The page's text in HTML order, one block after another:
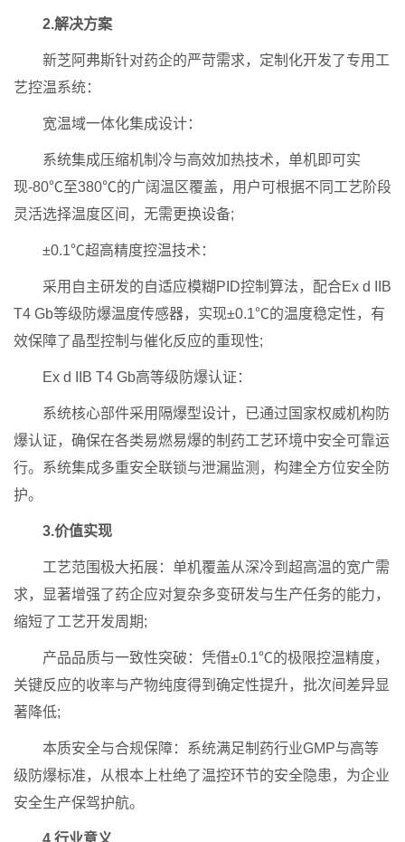
2.解决方案
新芝阿弗斯针对药企的严苛需求，定制化开发了专用工
艺控温系统：
宽温域一体化集成设计：
系统集成压缩机制冷与高效加热技术，单机即可实
现-80℃至380℃的广阔温区覆盖，用户可根据不同工艺阶段
灵活选择温度区间，无需更换设备;
±0.1℃超高精度控温技术：
采用自主研发的自适应模糊PID控制算法，配合Ex d IIB
T4 Gb等级防爆温度传感器，实现±0.1℃的温度稳定性，有
效保障了晶型控制与催化反应的重现性;
Ex d IIB T4 Gb高等级防爆认证：
系统核心部件采用隔爆型设计，已通过国家权威机构防
爆认证，确保在各类易燃易爆的制药工艺环境中安全可靠运
行。系统集成多重安全联锁与泄漏监测，构建全方位安全防
护。
3.价值实现
工艺范围极大拓展：单机覆盖从深冷到超高温的宽广需
求，显著增强了药企应对复杂多变研发与生产任务的能力，
缩短了工艺开发周期;
产品品质与一致性突破：凭借±0.1℃的极限控温精度，
关键反应的收率与产物纯度得到确定性提升，批次间差异显
著降低;
本质安全与合规保障：系统满足制药行业GMP与高等
级防爆标准，从根本上杜绝了温控环节的安全隐患，为企业
安全生产保驾护航。
4.行业意义